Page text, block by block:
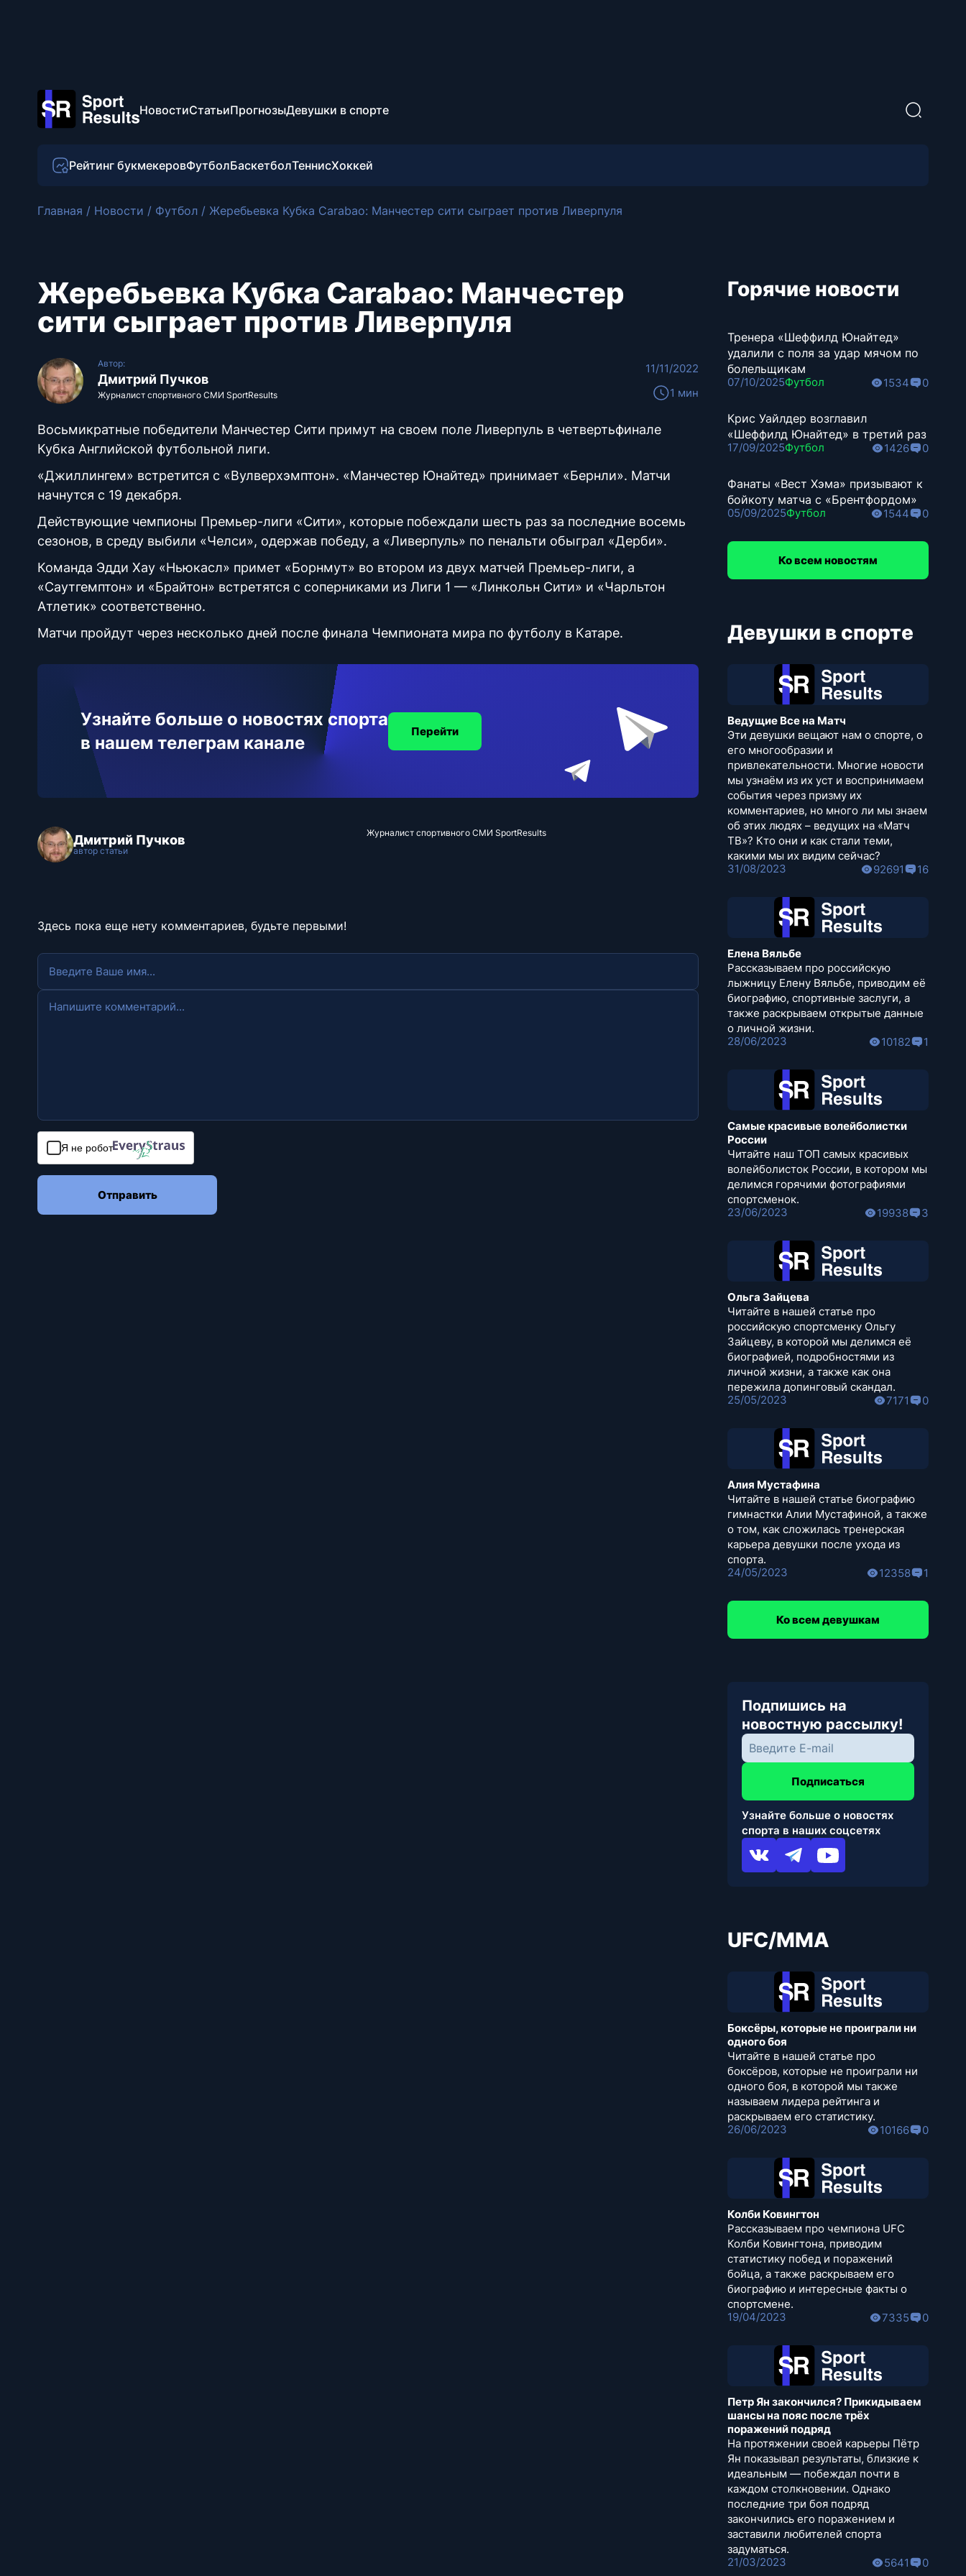
НовостиСтатьиПрогнозыДевушки в спорте
Рейтинг букмекеровФутболБаскетболТеннисХоккей
Главная / Новости / Футбол / Жеребьевка Кубка Carabao: Манчестер сити сыграет против Ливерпуля
Жеребьевка Кубка Carabao: Манчестер
сити сыграет против Ливерпуля
Автор:
Дмитрий Пучков
Журналист спортивного СМИ SportResults
11/11/2022
1 мин
Восьмикратные победители Манчестер Сити примут на своем поле Ливерпуль в четвертьфинале
Кубка Английской футбольной лиги.
«Джиллингем» встретится с «Вулверхэмптон». «Манчестер Юнайтед» принимает «Бернли». Матчи
начнутся с 19 декабря.
Действующие чемпионы Премьер-лиги «Сити», которые побеждали шесть раз за последние восемь
сезонов, в среду выбили «Челси», одержав победу, а «Ливерпуль» по пенальти обыграл «Дерби».
Команда Эдди Хау «Ньюкасл» примет «Борнмут» во втором из двух матчей Премьер-лиги, а
«Саутгемптон» и «Брайтон» встретятся с соперниками из Лиги 1 — «Линкольн Сити» и «Чарльтон
Атлетик» соответственно.
Матчи пройдут через несколько дней после финала Чемпионата мира по футболу в Катаре.
Узнайте больше о новостях спорта
в нашем телеграм канале
Перейти
Дмитрий Пучков
автор статьи
Журналист спортивного СМИ SportResults
Здесь пока еще нету комментариев, будьте первыми!
Я не робот
Отправить
Горячие новости
Тренера «Шеффилд Юнайтед»
удалили с поля за удар мячом по
болельщикам
07/10/2025Футбол 1534 0
Крис Уайлдер возглавил
«Шеффилд Юнайтед» в третий раз
17/09/2025Футбол 1426 0
Фанаты «Вест Хэма» призывают к
бойкоту матча с «Брентфордом»
05/09/2025Футбол 1544 0
Ко всем новостям
Девушки в спорте
Ведущие Все на Матч
Эти девушки вещают нам о спорте, о
его многообразии и
привлекательности. Многие новости
мы узнаём из их уст и воспринимаем
события через призму их
комментариев, но много ли мы знаем
об этих людях – ведущих на «Матч
ТВ»? Кто они и как стали теми,
какими мы их видим сейчас?
31/08/2023
92691 16
Елена Вяльбе
Рассказываем про российскую
лыжницу Елену Вяльбе, приводим её
биографию, спортивные заслуги, а
также раскрываем открытые данные
о личной жизни.
28/06/2023
10182 1
Самые красивые волейболистки
России
Читайте наш ТОП самых красивых
волейболисток России, в котором мы
делимся горячими фотографиями
спортсменок.
23/06/2023
19938 3
Ольга Зайцева
Читайте в нашей статье про
российскую спортсменку Ольгу
Зайцеву, в которой мы делимся её
биографией, подробностями из
личной жизни, а также как она
пережила допинговый скандал.
25/05/2023
7171 0
Алия Мустафина
Читайте в нашей статье биографию
гимнастки Алии Мустафиной, а также
о том, как сложилась тренерская
карьера девушки после ухода из
спорта.
24/05/2023
12358 1
Ко всем девушкам
Подпишись на
новостную рассылку!
Подписаться
Узнайте больше о новостях
спорта в наших соцсетях
UFC/MMA
Боксёры, которые не проиграли ни
одного боя
Читайте в нашей статье про
боксёров, которые не проиграли ни
одного боя, в которой мы также
называем лидера рейтинга и
раскрываем его статистику.
26/06/2023
10166 0
Колби Ковингтон
Рассказываем про чемпиона UFC
Колби Ковингтона, приводим
статистику побед и поражений
бойца, а также раскрываем его
биографию и интересные факты о
спортсмене.
19/04/2023
7335 0
Петр Ян закончился? Прикидываем
шансы на пояс после трёх
поражений подряд
На протяжении своей карьеры Пётр
Ян показывал результаты, близкие к
идеальным — побеждал почти в
каждом столкновении. Однако
последние три боя подряд
закончились его поражением и
заставили любителей спорта
задуматься.
21/03/2023
5641 0